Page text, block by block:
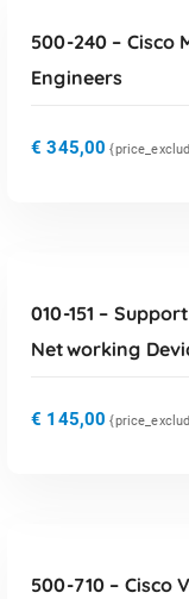
500-240 – Cisco
Engineers
€ 345,00
010-151 –
Networking
€ 145,00
500-710 –